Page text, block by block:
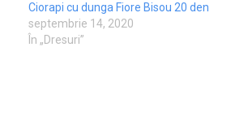
Ciorapi cu dunga Fiore Bisou 20 den
septembrie 14, 2020
În „Dresuri”